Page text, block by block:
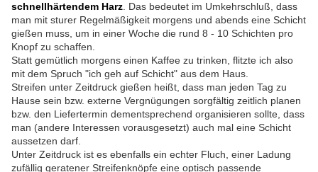
schnellhärtendem Harz . Das bedeutet im Umkehrschluß, dass
man mit sturer Regelmäßigkeit morgens und abends eine Schicht
gießen muss, um in einer Woche die rund 8 - 10 Schichten pro
Knopf zu schaffen.
Statt gemütlich morgens einen Kaffee zu trinken, flitzte ich also
mit dem Spruch "ich geh auf Schicht" aus dem Haus.
Streifen unter Zeitdruck gießen heißt, dass man jeden Tag zu
Hause sein bzw. externe Vergnügungen sorgfältig zeitlich planen
bzw. den Liefertermin dementsprechend organisieren sollte, dass
man (andere Interessen vorausgesetzt) auch mal eine Schicht
aussetzen darf.
Unter Zeitdruck ist es ebenfalls ein echter Fluch, einer Ladung
zufällig geratener Streifenknöpfe eine optisch passende